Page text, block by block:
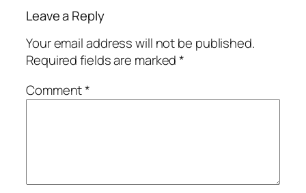
Leave a Reply
Your email address will not be published.
Required fields are marked*
Comment*